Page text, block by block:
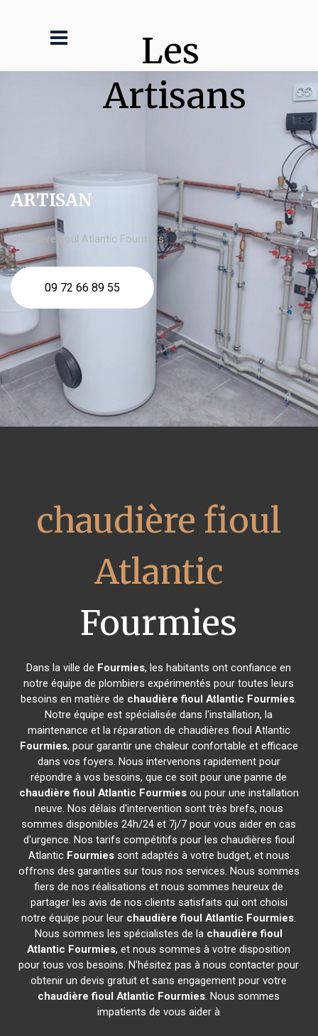
Les
Artisans
ARTISAN
chaudière fioul Atlantic Fourmies
09 72 66 89 55
chaudière fioul
Atlantic
Fourmies
Dans la ville de Fourmies, les habitants ont confiance en
notre équipe de plombiers expérimentés pour toutes leurs
besoins en matière de chaudière fioul Atlantic Fourmies.
Notre équipe est spécialisée dans l'installation, la
maintenance et la réparation de chaudières fioul Atlantic
Fourmies, pour garantir une chaleur confortable et efficace
dans vos foyers. Nous intervenons rapidement pour
répondre à vos besoins, que ce soit pour une panne de
chaudière fioul Atlantic Fourmiesou pour une installation
neuve. Nos délais d'intervention sont très brefs, nous
sommes disponibles 24h/24 et 7j/7 pour vous aider en cas
d'urgence. Nos tarifs compétitifs pour les chaudières fioul
Atlantic Fourmiessont adaptés à votre budget, et nous
offrons des garanties sur tous nos services. Nous sommes
fiers de nos réalisations et nous sommes heureux de
partager les avis de nos clients satisfaits qui ont choisi
notre équipe pour leur chaudière fioul Atlantic Fourmies.
Nous sommes les spécialistes de la chaudière fioul
Atlantic Fourmies, et nous sommes à votre disposition
pour tous vos besoins. N'hésitez pas à nous contacter pour
obtenir un devis gratuit et sans engagement pour votre
chaudière fioul Atlantic Fourmies. Nous sommes
impatients de vous aider à